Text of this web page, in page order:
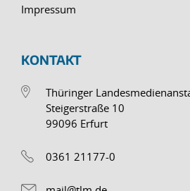
Impressum
KONTAKT
Thüringer
Steigerstraße 10
99096 Erfurt
0361 21177-0